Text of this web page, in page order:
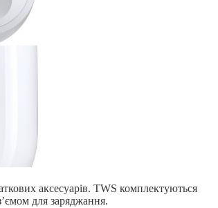
аксесуарів. TWS комплектуються
для заряджання.